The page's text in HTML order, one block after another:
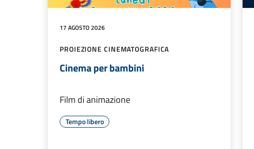
17 AGOSTO 2026
PROIEZIONE CINEMATOGRAFICA
Cinema per bambini
Film di animazione
Tempo libero